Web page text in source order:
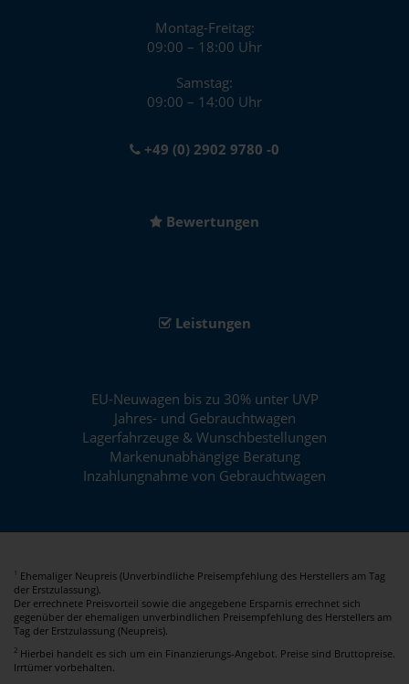
Montag-Freitag:
09:00 – 18:00 Uhr
Samstag:
09:00 – 14:00 Uhr
+49 (0) 2902 9780 -0
Bewertungen
Leistungen
EU-Neuwagen bis zu 30% unter UVP
Jahres- und Gebrauchtwagen
Lagerfahrzeuge & Wunschbestellungen
Markenunabhängige Beratung
Inzahlungnahme von Gebrauchtwagen
1
Ehemaliger Neupreis (Unverbindliche Preisempfehlung des Herstellers am Tag
der Erstzulassung).
Der errechnete Preisvorteil sowie die angegebene Ersparnis errechnet sich
gegenüber der ehemaligen unverbindlichen Preisempfehlung des Herstellers am
Tag der Erstzulassung (Neupreis).
2 Hierbei handelt es sich um ein Finanzierungs-Angebot. Preise sind Bruttopreise.
Irrtümer vorbehalten.